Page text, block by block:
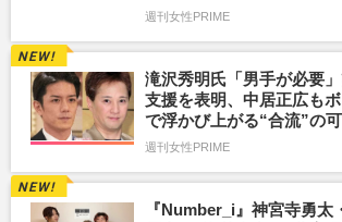
週刊女性PRIME
滝沢秀明氏「男手が必要
支援を表明、中居正広も
で浮かび上がる“合流”の
週刊女性PRIME
『Number_i』神宮寺勇太